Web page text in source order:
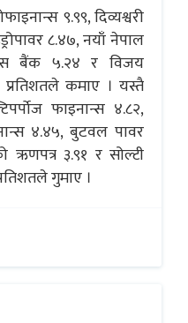
९.९९, दिव्यश्वरी
८.४७, नयाँ नेपाल
बैंक ५.२४ र विजय
कमाए । यस्तै
फाइनान्स ४.८२,
४.४५, बुटवल पावर
ऋणपत्र ३.९१ र सोल्टी
गुमाए ।